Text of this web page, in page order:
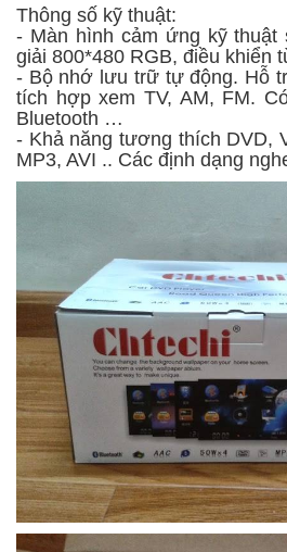
Thông số kỹ thuật:
- Màn hình cảm ứng kỹ thuật
giải 800*480 RGB, điều khiển
- Bộ nhớ lưu trữ tự động. Hỗ
tích hợp xem TV, AM, FM.
Bluetooth …
- Khả năng tương thích DVD,
MP3, AVI .. Các định dạng